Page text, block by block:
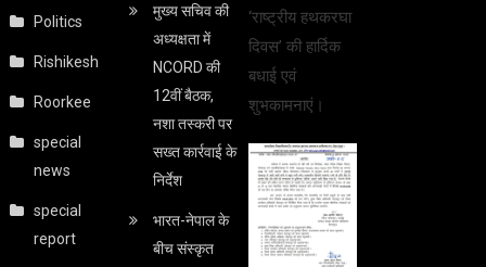
Politics
Rishikesh
Roorkee
special
news
special
report
मुख्य सचिव की
अध्यक्षता में
NCORD की
12वीं बैठक,
नशा तस्करी पर
सख्त कार्रवाई के
निर्देश
भारत-नेपाल के
बीच संस्कृत
‘राष्ट्रीय हथकरघा
दिवस’ की हार्दिक
बधाई एवं
शुभकामनाएं।